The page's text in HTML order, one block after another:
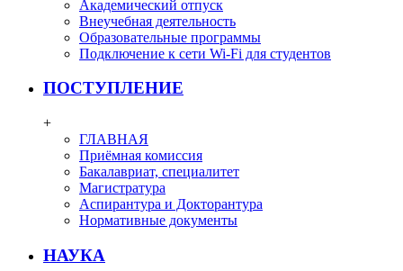
Академический отпуск
Внеучебная деятельность
Образовательные программы
Подключение к сети Wi-Fi для студентов
ПОСТУПЛЕНИЕ
+
ГЛАВНАЯ
Приёмная комиссия
Бакалавриат, специалитет
Магистратура
Аспирантура и Докторантура
Нормативные документы
НАУКА